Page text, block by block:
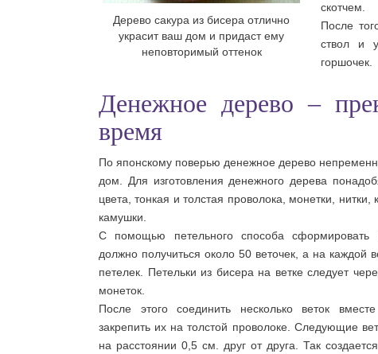
Дерево сакура из бисера отлично
украсит ваш дом и придаст ему
неповторимый оттенок
скотчем.
После
ствол и
горшочек.
Денежное дерево –
время
По японскому поверью денежное дерево
дом. Для изготовления денежного дерева
цвета, тонкая и толстая проволока, монетки,
камушки.
С помощью петельного способа сформировать
должно получиться около 50 веточек, а на каждой
петелек. Петельки из бисера на ветке следует
монеток.
После этого соединить несколько веток
закрепить их на толстой проволоке. Следующие
на расстоянии 0,5 см. друг от друга. Так